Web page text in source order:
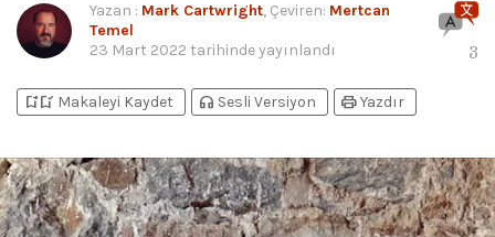
Yazan : Mark Cartwright, Çeviren: Mertcan
Temel
23 Mart 2022 tarihinde yayınlandı 3
bookmark_addbookmark_added Makaleyi Kaydet headphones Sesli Versiyon printYazdır